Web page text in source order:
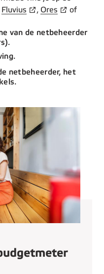
Fluvius , Ores
of
van de netbeheerder
netbeheerder, het